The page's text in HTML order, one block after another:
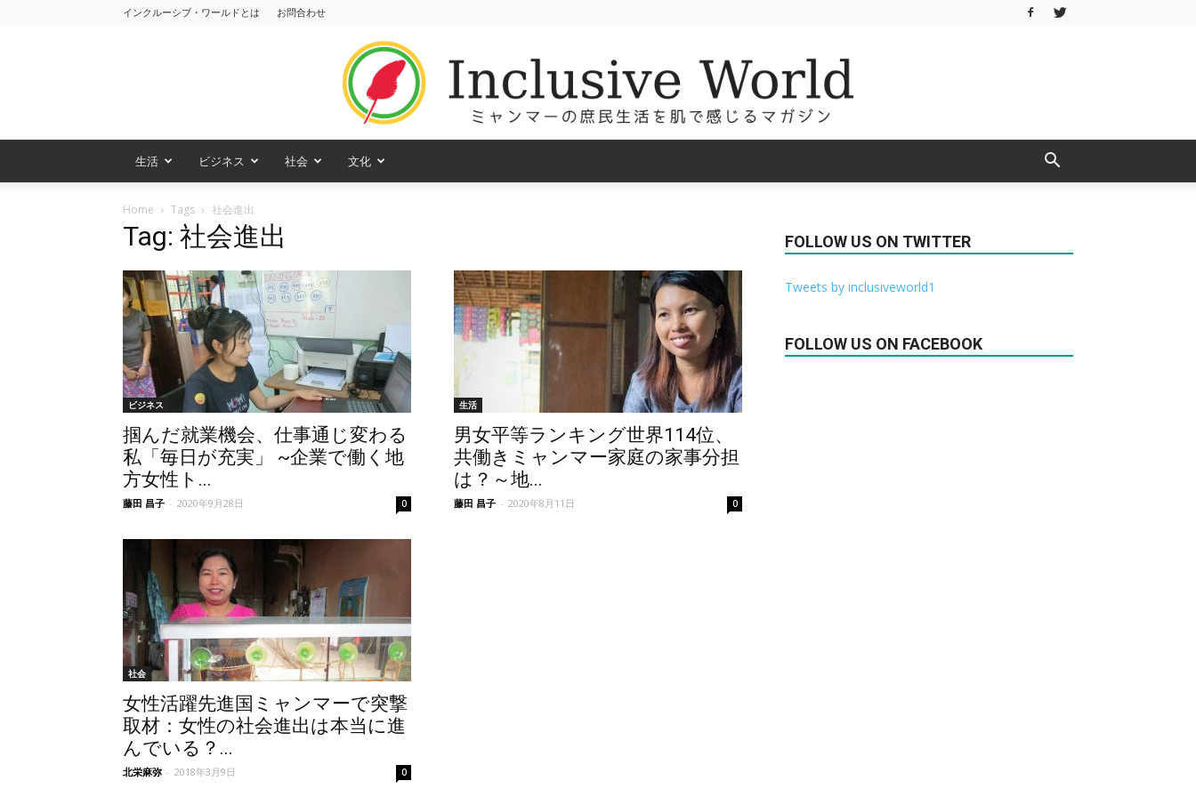
インクルーシブ・ワールドとは お問合わせ
生活 ビジネス 社会 文化
Home Tags 社会進出
Tag: 社会進出
ビジネス
掴んだ就業機会、仕事通じ変わる
私「毎日が充実」 ~企業で働く地
方女性ト...
藤田 昌子 - 2020年9月28日 0
生活
男女平等ランキング世界114位、
共働きミャンマー家庭の家事分担
は？～地...
藤田 昌子 - 2020年8月11日 0
社会
女性活躍先進国ミャンマーで突撃
取材：女性の社会進出は本当に進
んでいる？...
北栄麻弥 - 2018年3月9日 0
FOLLOW US ON TWITTER
Tweets by inclusiveworld1
FOLLOW US ON FACEBOOK